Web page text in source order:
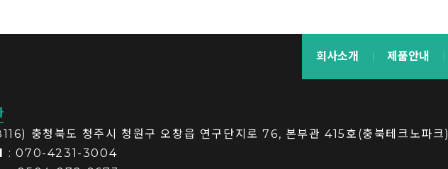
회사소개 제품안내
충청북도 청주시 청원구 오창읍 연구단지로 76, 본부관 415호(충북테크노파크)
: 070-4231-3004